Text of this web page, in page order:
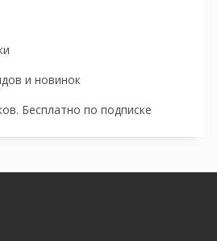
и новинок
Бесплатно по подписке